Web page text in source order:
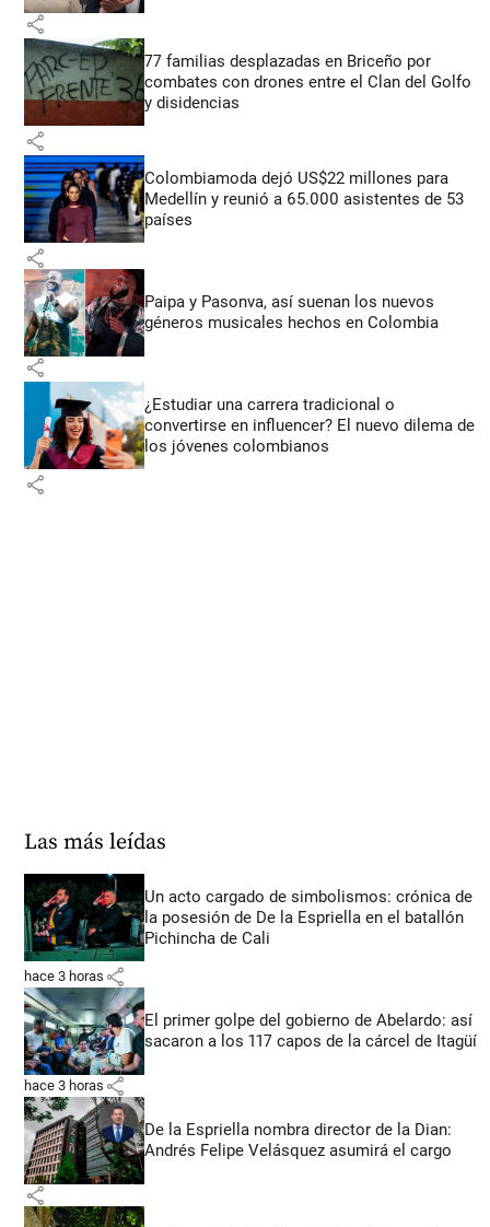
share
77 familias desplazadas en Briceño por
combates con drones entre el Clan del Golfo
y disidencias
share
Colombiamoda dejó US$22 millones para
Medellín y reunió a 65.000 asistentes de 53
países
share
Paipa y Pasonva, así suenan los nuevos
géneros musicales hechos en Colombia
share
¿Estudiar una carrera tradicional o
convertirse en influencer? El nuevo dilema de
los jóvenes colombianos
share
Las más leídas
Un acto cargado de simbolismos: crónica de
la posesión de De la Espriella en el batallón
Pichincha de Cali
hace 3 horas share
El primer golpe del gobierno de Abelardo: así
sacaron a los 117 capos de la cárcel de Itagüí
hace 3 horas share
De la Espriella nombra director de la Dian:
Andrés Felipe Velásquez asumirá el cargo
share